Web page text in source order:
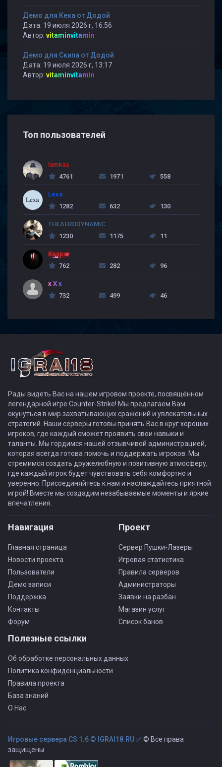
Демо для Кека от Додой
Дата: 19 июля 2026 г, 16:56
Автор: vitaminvitamin
Демо для Скипа от Додой
Дата: 19 июля 2026 г, 13:17
Автор: vitaminvitamin
Топ пользователей
lamkaa
4761
1971 558
Lexa
1282
632 130
THEAERODYNAMIC
1230
1175 11
Kasper
762
282 96
x X x
732
499 46
Рады видеть Вас на нашем игровом проекте, посвящённом
легендарной игре Counter-Strike! Мы предлагаем Вам
окунуться в мир захватывающих сражений и увлекательных
стратегий. Наши серверы готовы принять Вас в круг хороших
игроков, где каждый сможет проявить свои навыки и
таланты. Мы гордимся нашей отзывчивой администрацией,
которая всегда готова помочь и поддержать игроков. Мы
стремимся создать дружелюбную и позитивную атмосферу,
где каждый игрок будет чувствовать себя комфортно и
уверенно. Присоединяйтесь к нам и наслаждайтесь приятной
игрой! Вместе мы создадим незабываемые моменты и яркие
впечатления.
Навигация
Главная страница
Новости проекта
Пользователи
Демо записи
Поддержка
Контакты
Форум
Проект
Сервер Пушки-Лазеры
Игровая статистика
Правила серверов
Администраторы
Заявки на разбан
Магазин услуг
Список банов
Полезные ссылки
Об обработке персональных данных
Политика конфиденциальности
Правила проекта
База знаний
О Нас
Игровые сервера CS 1.6 © IGRAI18.RU ✅© Все права
защищены